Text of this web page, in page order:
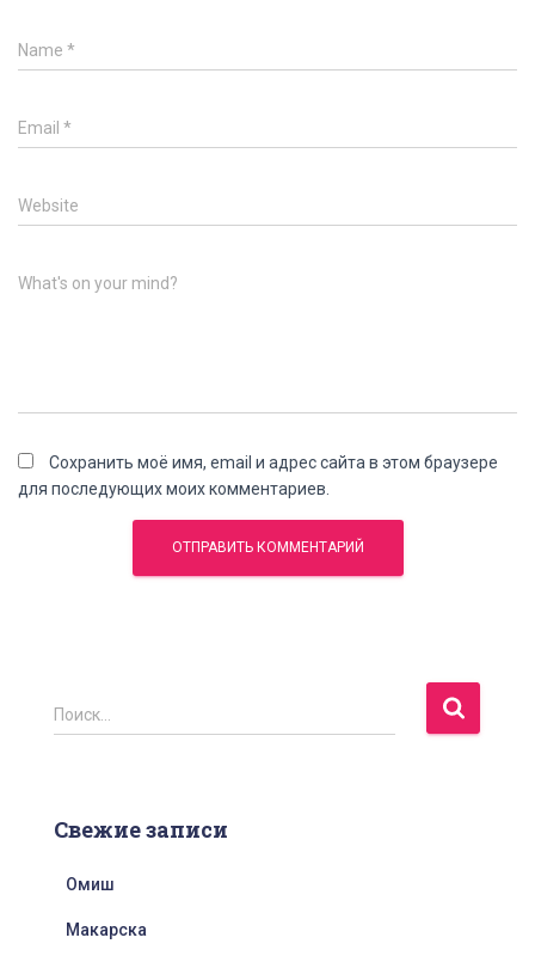
Name *
Email *
Website
What's on your mind?
Сохранить моё имя, email и адрес сайта в этом браузере
для последующих моих комментариев.
Н
а
:
Поиск…
Свежие записи
Омиш
Макарска